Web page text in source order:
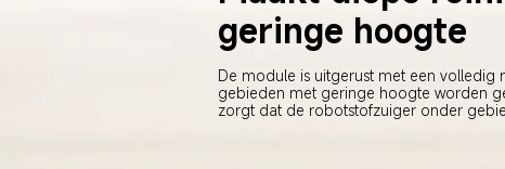
geringe hoogte
De module is uitgerust met een volledig
gebieden met geringe hoogte worden
zorgt dat de robotstofzuiger onder